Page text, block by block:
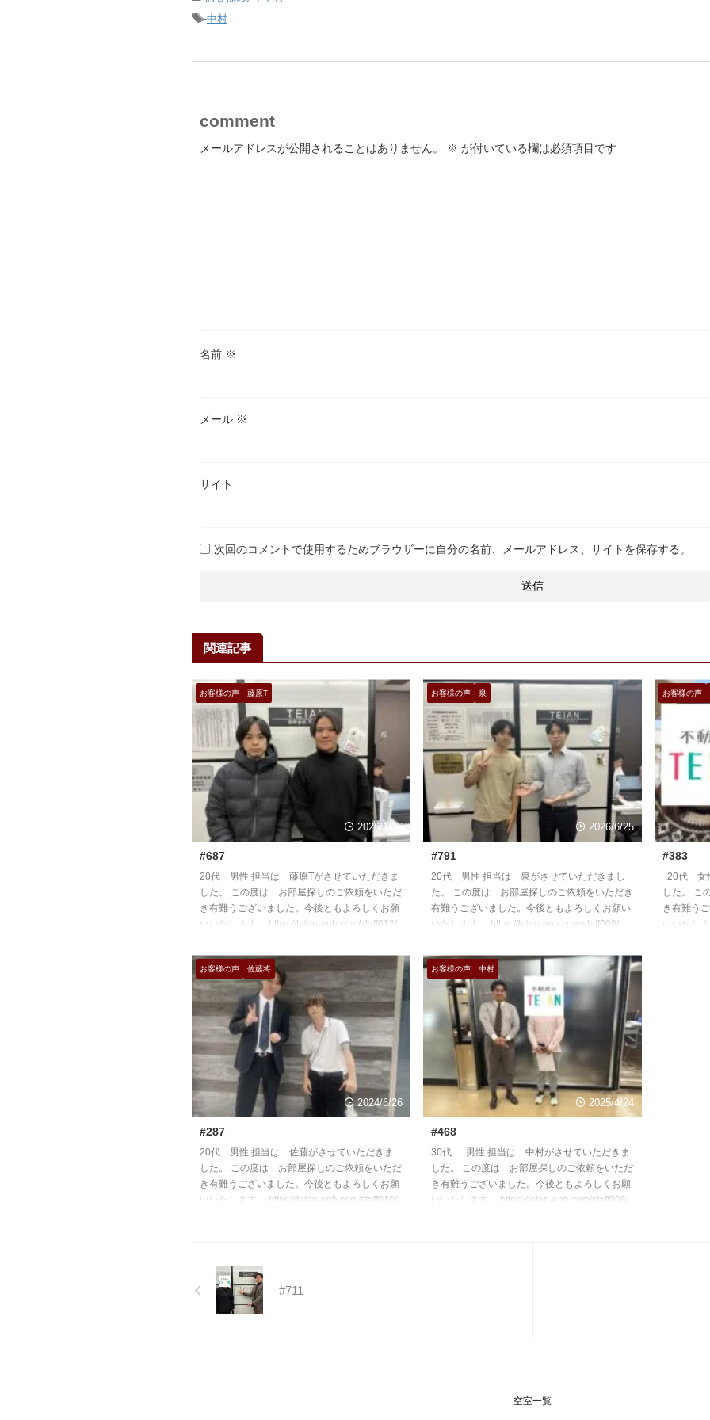
-中村
comment
メールアドレスが公開されることはありません。 ※ が付いている欄は必須項目です
名前 ※
メール ※
サイト
次回のコメントで使用するためブラウザーに自分の名前、メールアドレス、サイトを保存する。
関連記事
お客様の声 藤原T
2026/1/16
#687
20代 男性 担当は 藤原Tがさせていただきま
した。 この度は お部屋探しのご依頼をいただ
き有難うございました。今後ともよろしくお願
いいたします。 https://teian-enh.com/staff012/
お客様の声 泉
2026/6/25
#791
20代 男性 担当は 泉がさせていただきまし
た。 この度は お部屋探しのご依頼をいただき
有難うございました。今後ともよろしくお願い
いたします。 https://teian-enh.com/staff009/
お客様の声
#383
20代 女
した。 こ
き有難う
いいたし
お客様の声 佐藤将
2024/6/26
#287
20代 男性 担当は 佐藤がさせていただきま
した。 この度は お部屋探しのご依頼をいただ
き有難うございました。今後ともよろしくお願
いいたします。 https://teian-enh.com/staff010/
お客様の声 中村
2025/4/24
#468
30代 男性 担当は 中村がさせていただきま
した。 この度は お部屋探しのご依頼をいただ
き有難うございました。今後ともよろしくお願
いいたします。 https://teian-enh.com/staff006/
#711
空室一覧